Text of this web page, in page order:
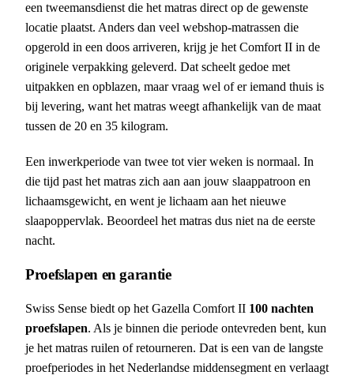
een tweemansdienst die het matras direct op de gewenste
locatie plaatst. Anders dan veel webshop-matrassen die
opgerold in een doos arriveren, krijg je het Comfort II in de
originele verpakking geleverd. Dat scheelt gedoe met
uitpakken en opblazen, maar vraag wel of er iemand thuis is
bij levering, want het matras weegt afhankelijk van de maat
tussen de 20 en 35 kilogram.
Een inwerkperiode van twee tot vier weken is normaal. In
die tijd past het matras zich aan aan jouw slaappatroon en
lichaamsgewicht, en went je lichaam aan het nieuwe
slaapoppervlak. Beoordeel het matras dus niet na de eerste
nacht.
Proefslapen en garantie
Swiss Sense biedt op het Gazella Comfort II 100 nachten
proefslapen. Als je binnen die periode ontevreden bent, kun
je het matras ruilen of retourneren. Dat is een van de langste
proefperiodes in het Nederlandse middensegment en verlaagt